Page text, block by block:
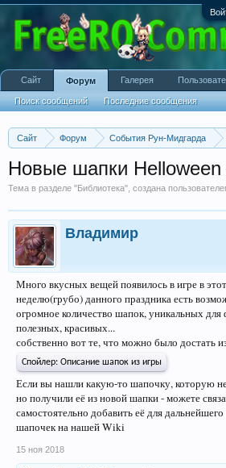
Сайт Форум События Рун-Мидгарда
Новые шапки Helloween
Тема в разделе "Библиотека", создана
Владимир
Много вкусных вещей появилось в игре в
неделю(грубо) данного праздника есть
огромное количество шапок, уникальных
полезных, красивых...
собственно вот те, что можно было достать
Спойлер: Описание шапок из игры
Если вы нашли какую-то шапочку, которую
но получили её из новой шапки - можете
самостоятельно добавить её для
шапочек на нашей Wiki
15 ноя 2018
Сайт Форум
Поиск сообщений Последние сообщения
Галерея